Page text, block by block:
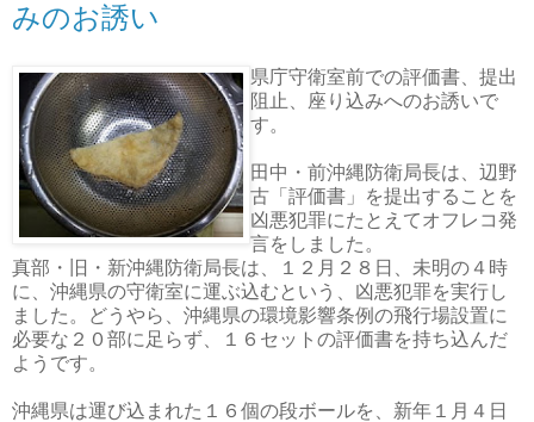
みのお誘い
県庁守衛室前での評価書、提出
阻止、座り込みへのお誘いで
す。
田中・前沖縄防衛局長は、辺野
古「評価書」を提出することを
凶悪犯罪にたとえてオフレコ発
言をしました。
真部・旧・新沖縄防衛局長は、１２月２８日、未明の４時
に、沖縄県の守衛室に運ぶ込むという、凶悪犯罪を実行し
ました。どうやら、沖縄県の環境影響条例の飛行場設置に
必要な２０部に足らず、１６セットの評価書を持ち込んだ
ようです。
沖縄県は運び込まれた１６個の段ボールを、新年１月４日